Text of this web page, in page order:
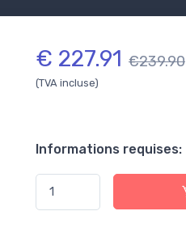
€ 227.91 €239.90
(TVA incluse)
Informations requises: